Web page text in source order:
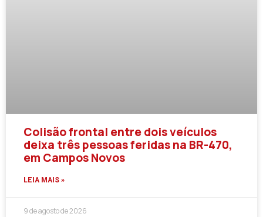
Colisão frontal entre dois veículos
deixa três pessoas feridas na BR-470,
em Campos Novos
LEIA MAIS »
9 de agosto de 2026